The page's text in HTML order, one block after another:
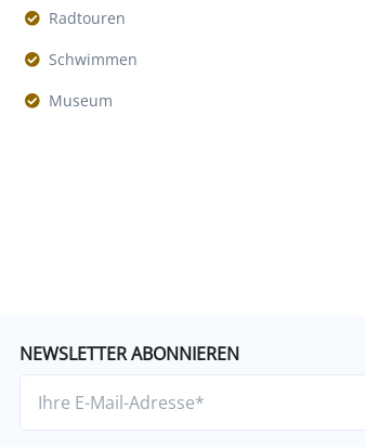
Radtouren
Schwimmen
Museum
NEWSLETTER ABONNIEREN